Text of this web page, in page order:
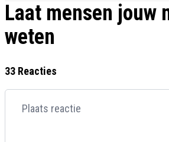
Laat mensen jouw
weten
33 Reacties